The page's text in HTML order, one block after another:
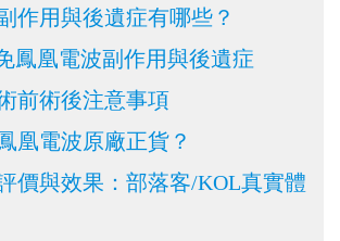
作用與後遺症有哪些？
鳳凰電波副作用與後遺症
前術後注意事項
凰電波原廠正貨？
價與效果：部落客/KOL真實體